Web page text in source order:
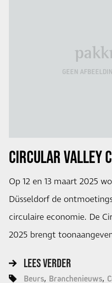
GEEN
CIRCULAR VALLEY
Op 12 en 13 maart 2025
Düsseldorf de
circulaire economie. De
2025 brengt
LEES VERDER
Beurs Branchenieuws